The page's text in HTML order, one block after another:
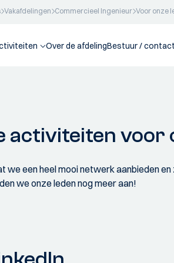
Vakafdelingen Commercieel Ingenieur Voor onze
Over de afdelingBestuur /
activiteiten voor
we een heel mooi netwerk aanbieden
we onze leden nog meer aan!